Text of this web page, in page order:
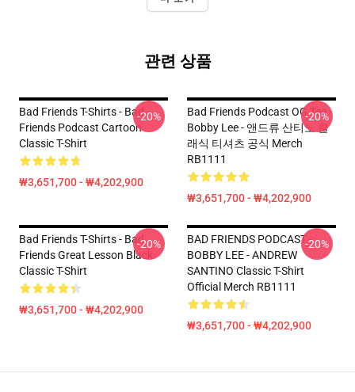
관련 상품
Bad Friends T-Shirts - Bad
Friends Podcast Cartoon
Classic T-Shirt
₩3,651,700 - ₩4,202,900
-20%
Bad Friends Podcast OG Tee -
Bobby Lee - 앤드류 산티노 클
래식 티셔츠 공식 Merch
RB1111
₩3,651,700 - ₩4,202,900
-20%
Bad Friends T-Shirts - Bad
Friends Great Lesson Black
Classic T-Shirt
₩3,651,700 - ₩4,202,900
-20%
BAD FRIENDS PODCAST -
BOBBY LEE - ANDREW
SANTINO Classic T-Shirt
Official Merch RB1111
₩3,651,700 - ₩4,202,900
-20%